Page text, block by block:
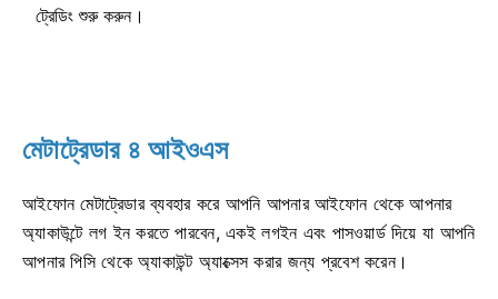
ট্রেডিং শুরু করুন।
মেটাট্রেডার ৪ আইওএস
আইফোন মেটাট্রেডার ব্যবহার করে আপনি আপনার আইফোন থেকে আপনার
অ্যাকাউন্টে লগ ইন করতে পারবেন, একই লগইন এবং পাসওয়ার্ড দিয়ে যা আপনি
আপনার পিসি থেকে অ্যাকাউন্ট অ্যাক্সেস করার জন্য প্রবেশ করেন।